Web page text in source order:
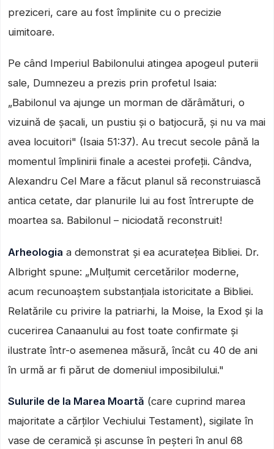
preziceri, care au fost împlinite cu o precizie
uimitoare.
Pe când Imperiul Babilonului atingea apogeul puterii
sale, Dumnezeu a prezis prin profetul Isaia:
„Babilonul va ajunge un morman de dărâmături, o
vizuină de șacali, un pustiu și o batjocură, și nu va mai
avea locuitori" (Isaia 51:37). Au trecut secole până la
momentul împlinirii finale a acestei profeții. Cândva,
Alexandru Cel Mare a făcut planul să reconstruiască
antica cetate, dar planurile lui au fost întrerupte de
moartea sa. Babilonul – niciodată reconstruit!
Arheologia a demonstrat și ea acuratețea Bibliei. Dr.
Albright spune: „Mulțumit cercetărilor moderne,
acum recunoaștem substanțiala istoricitate a Bibliei.
Relatările cu privire la patriarhi, la Moise, la Exod și la
cucerirea Canaanului au fost toate confirmate și
ilustrate într-o asemenea măsură, încât cu 40 de ani
în urmă ar fi părut de domeniul imposibilului."
Sulurile de la Marea Moartă (care cuprind marea
majoritate a cărților Vechiului Testament), sigilate în
vase de ceramică și ascunse în peșteri în anul 68